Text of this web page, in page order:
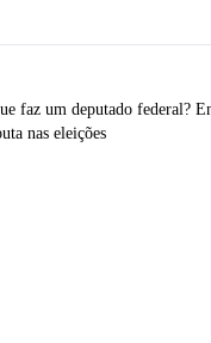
faz um deputado federal?
nas eleições